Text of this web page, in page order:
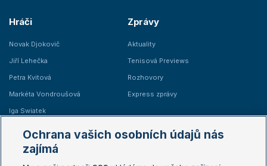
Hráči
Novak Djokovič
Jiří Lehečka
Petra Kvitová
Markéta Vondroušová
Iga Swiatek
Zprávy
Aktuality
Tenisová Previews
Rozhovory
Express zprávy
Žebříčky
Ochrana vašich osobních údajů nás
zajímá